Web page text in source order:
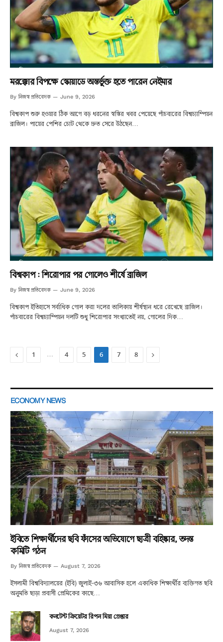
মরক্কোর বিপক্ষে স্কোয়াডে অন্তর্ভুক্ত হতে পারেন নেইমার
By নিজস্ব প্রতিবেদক June 9, 2026
বিশ্বকাপ শুরু হওয়ার ঠিক আগে বড় ধরনের স্বস্তির খবর পেয়েছে পাঁচবারের বিশ্বচ্যাম্পিয়ন
ব্রাজিল। পায়ের পেশির চোট থেকে দ্রুত সেরে উঠছেন…
বিশ্বকাপ : শিরোপার পর গোলেও শীর্ষে ব্রাজিল
By নিজস্ব প্রতিবেদক June 9, 2026
বিশ্বকাপ ইতিহাসে সর্বাধিক গোল করা দলের তালিকায় শীর্ষস্থান ধরে রেখেছে ব্রাজিল।
পাঁচবারের বিশ্বচ্যাম্পিয়ন দলটি শুধু শিরোপার সংখ্যাতেই নয়, গোলের দিক…
Previous
1 … 4 5 6 7 8 Next
ECONOMY NEWS
ইবিতে শিক্ষার্থীদের ছবি ফাঁসের অভিযোগে ছাত্রী বহিষ্কার, তদন্ত
কমিটি গঠন
By নিজস্ব প্রতিবেদক August 7, 2026
ইসলামী বিশ্ববিদ্যালয়ের (ইবি) জুলাই-৩৬ আবাসিক হলে একাধিক শিক্ষার্থীর ব্যক্তিগত ছবি
অনুমতি ছাড়া প্রবাসী প্রেমিকের কাছে…
কনটেন্ট ক্রিয়েটর রিপন মিয়া গ্রেপ্তার
August 7, 2026